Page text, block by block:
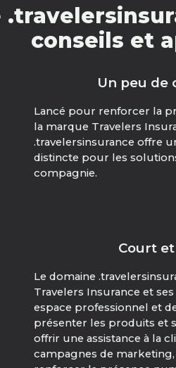
conseils et
Un peu de
Lancé pour renforcer la
la marque Travelers
.travelersinsurance offre
distincte pour les
compagnie.
Court
Le domaine
Travelers Insurance et
espace professionnel et
présenter les produits et
offrir une assistance à la
campagnes de